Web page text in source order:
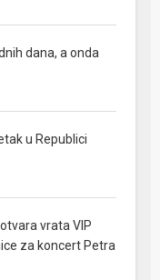
dana, a onda
u Republici
vrata VIP
za koncert Petra